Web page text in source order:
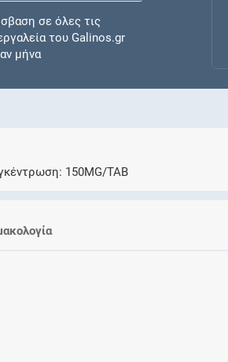
σε όλες τις
του Galinos.gr
μήνα
για αντενδείξεις και
150MG/TAB